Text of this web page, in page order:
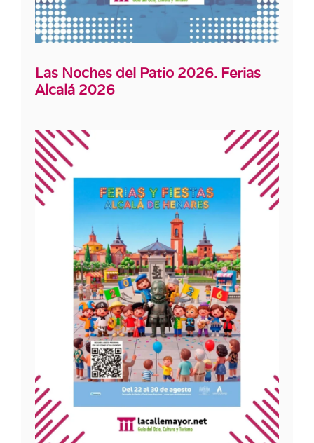
Las Noches del Patio 2026. Ferias
Alcalá 2026